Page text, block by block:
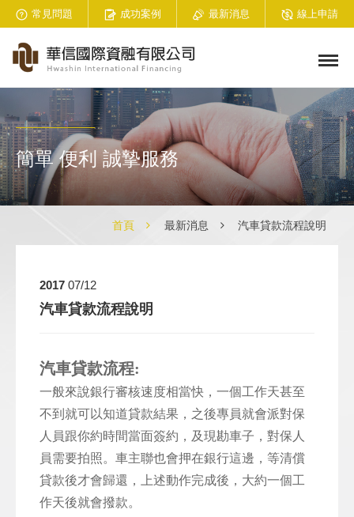
常見問題 成功案例 最新消息 線上申請
簡單 便利 誠摯服務
首頁 最新消息 汽車貸款流程說明
2017 07/12
汽車貸款流程說明
汽車貸款流程:
一般來說銀行審核速度相當快，一個工作天甚至
不到就可以知道貸款結果，之後專員就會派對保
人員跟你約時間當面簽約，及現勘車子，對保人
員需要拍照。車主聯也會押在銀行這邊，等清償
貸款後才會歸還，上述動作完成後，大約一個工
作天後就會撥款。